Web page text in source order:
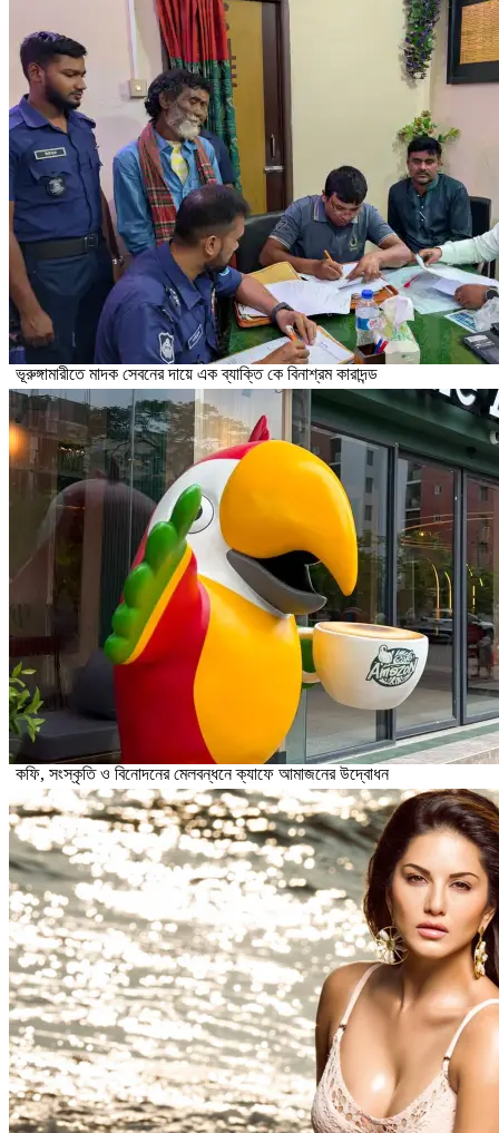
ভূরুঙ্গামারীতে মাদক সেবনের দায়ে এক ব্যাক্তি কে বিনাশ্রম কারাদন্ড
কফি, সংস্কৃতি ও বিনোদনের মেলবন্ধনে ক্যাফে আমাজনের উদ্বোধন